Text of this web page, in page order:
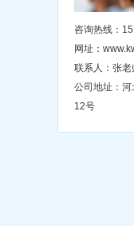
咨询热线：
网址：
联系人：张老
公司地址：
12号